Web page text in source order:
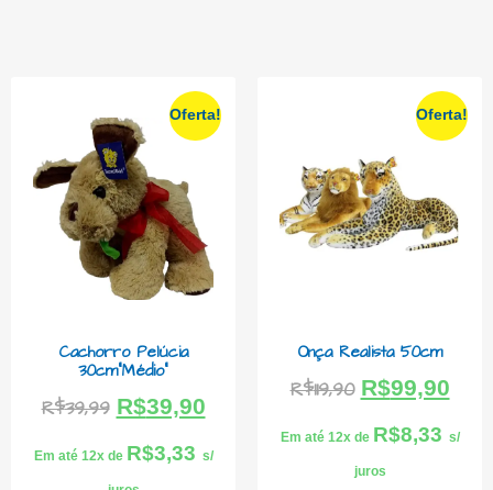
Oferta!
Cachorro Pelúcia
30cm”Médio”
R$39,99 R$39,90
Em até 12x de R$3,33 s/
Oferta!
Onça Realista 50cm
R$119,90 R$99,90
Em até 12x de R$8,33 s/
juros